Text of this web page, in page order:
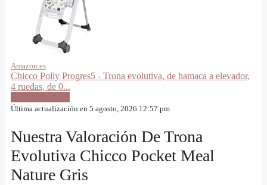
Amazon.es
Chicco Polly Progres5 - Trona evolutiva, de hamaca a elevador,
4 ruedas, de 0...
Última actualización en 5 agosto, 2026 12:57 pm
Nuestra Valoración De Trona
Evolutiva Chicco Pocket Meal
Nature Gris